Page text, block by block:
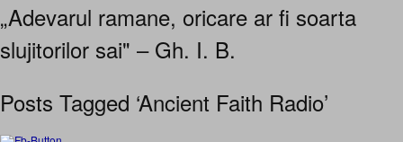
„Adevarul ramane, oricare ar fi soarta
slujitorilor sai" – Gh. I. B.
Posts Tagged ‘Ancient Faith Radio’